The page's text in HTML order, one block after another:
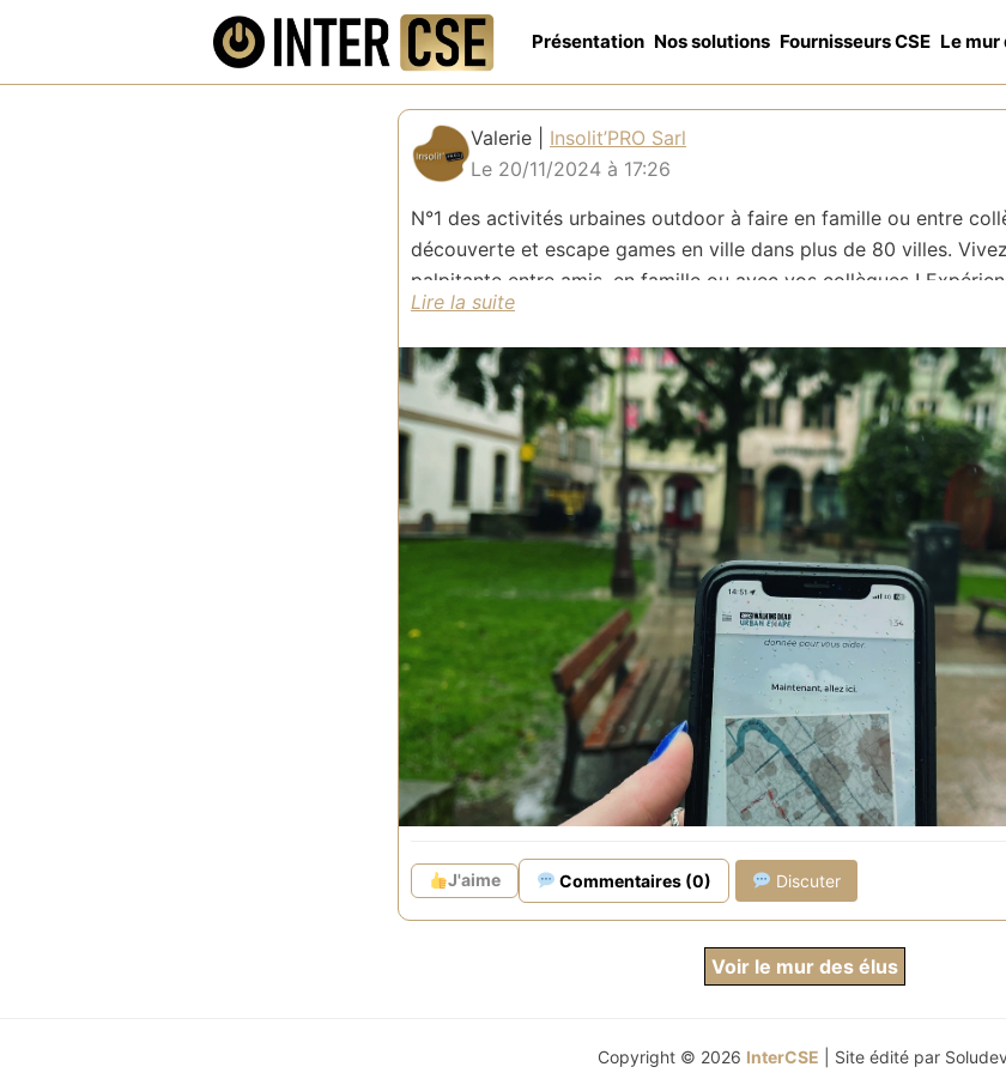
Présentation Nos solutions Fournisseurs CSE Le mur
Valerie | Insolit’PRO Sarl
Le 20/11/2024 à 17:26
N°1 des activités urbaines outdoor à faire en famille ou entre
découverte et escape games en ville dans plus de 80 villes.
palpitante entre amis, en famille ou avec vos collègues !
immersives, flexibles et autonomes.
Séminaire, incentive, intégration de
collaborateurs, kick-off ou encore
d’année ?
Pour vos projets de 4 à 1000+ participants, invitez vos
activité immersive avec la ville ou l’endroit de votre choix
restaurant, ...) comme terrain de jeu !
Version autonome ou encadrée ?
2 solutions s’offrent à vous !
➔ NOUVEAU CONCEPT AUTONOME 100% FLEXIBLE
Résolument novateur et accessible, affranchissez-vous des frais
déplacement, de logistique ou encore des contraintes de
jouez où et quand vous voulez, en toute autonomie !
➔ VERSION CLASSIQUE ENCADRÉE
Que vous optiez pour une version autonome ou encadrée,
J'aime Commentaires (0) Discuter
Voir le mur des élus
Copyright © 2026 InterCSE | Site édité par